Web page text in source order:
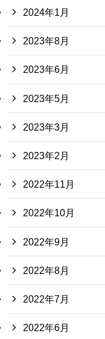
2024年1月
2023年8月
2023年6月
2023年5月
2023年3月
2023年2月
2022年11月
2022年10月
2022年9月
2022年8月
2022年7月
2022年6月